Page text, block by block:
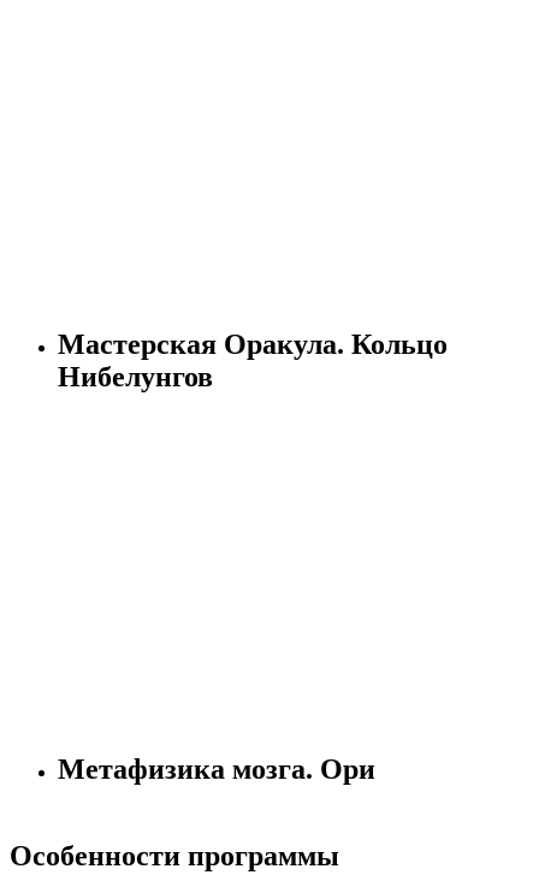
Мастерская Оракула. Кольцо
Нибелунгов
Метафизика мозга. Ори
Особенности программы